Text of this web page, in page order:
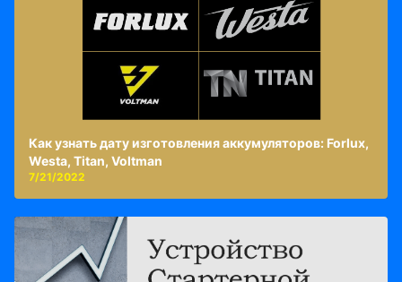
Как узнать дату изготовления аккумуляторов: Forlux,
Westa, Titan, Voltman
7/21/2022